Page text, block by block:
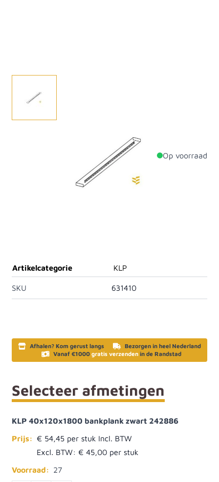
Op voorraad
Productdetails
Artikelcategorie
KLP
SKU 631410
Afhalen? Kom gerust langs
Bezorgen in heel Nederland
Vanaf €1000 gratis verzenden in de Randstad
Selecteer afmetingen
KLP 40x120x1800 bankplank zwart 242886
Prijs: € 54,45
Excl. BTW: € 45,00
Voorraad:
27